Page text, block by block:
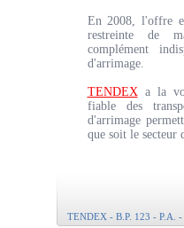
En 2008, l'offre
restreinte de
complément
d'arrimage.
TENDEXa la
fiable des
d'arrimage
que soit le secteur
TENDEX - B.P. 123 - P.A.